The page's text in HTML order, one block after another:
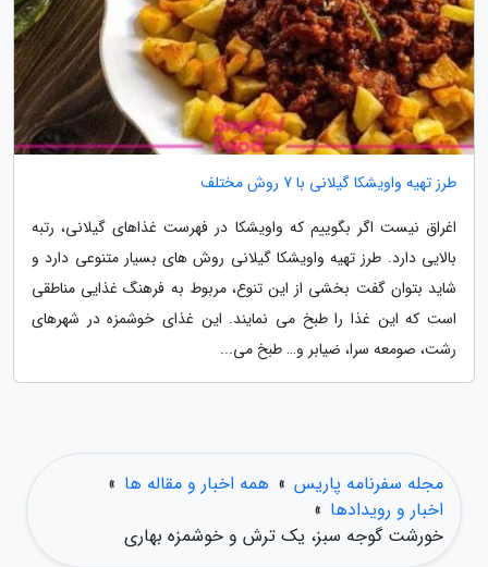
طرز تهیه واویشکا گیلانی با 7 روش مختلف
اغراق نیست اگر بگوییم که واویشکا در فهرست غذاهای گیلانی، رتبه
بالایی دارد. طرز تهیه واویشکا گیلانی روش های بسیار متنوعی دارد و
شاید بتوان گفت بخشی از این تنوع، مربوط به فرهنگ غذایی مناطقی
است که این غذا را طبخ می نمایند. این غذای خوشمزه در شهرهای
رشت، صومعه سرا، ضیابر و… طبخ می...
مجله سفرنامه پاریس » همه اخبار و مقاله ها »
اخبار و رویدادها »
خورشت گوجه سبز، یک ترش و خوشمزه بهاری